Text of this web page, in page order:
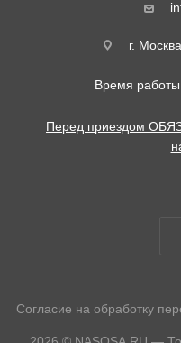
г.
Время
Перед приездом
Согласие на обработку